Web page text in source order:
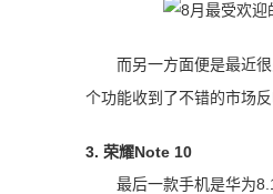
而另一方面便是最近
个功能收到了不错的市场
3. 荣耀Note 10
最后一款手机是华为